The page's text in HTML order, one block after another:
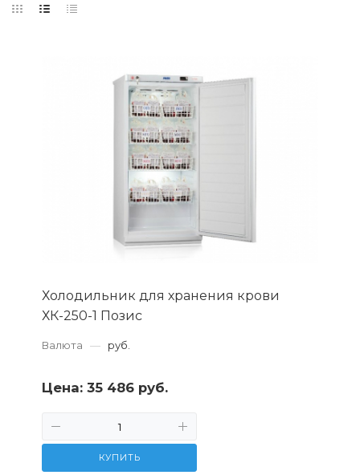
Холодильник для хранения крови
ХК-250-1 Позис
Валюта — руб.
Цена: 35 486 руб.
КУПИТЬ